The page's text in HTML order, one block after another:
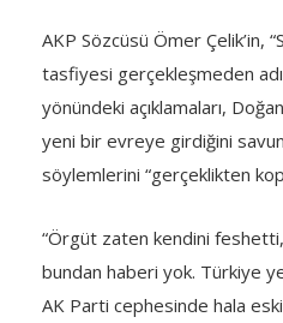
AKP Sözcüsü Ömer Çelik’in,
tasfiyesi gerçekleşmeden
yönündeki açıklamaları,
yeni bir evreye girdiğini
söylemlerini “gerçeklikten
“Örgüt zaten kendini
bundan haberi yok. Türkiye
AK Parti cephesinde hala eski